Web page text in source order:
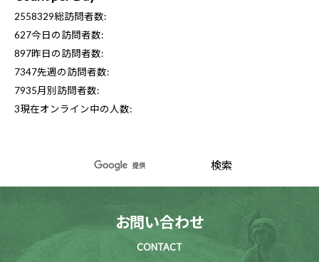
2558329総訪問者数:
627今日の訪問者数:
897昨日の訪問者数:
7347先週の訪問者数:
7935月別訪問者数:
3現在オンライン中の人数:
お問い合わせ
CONTACT